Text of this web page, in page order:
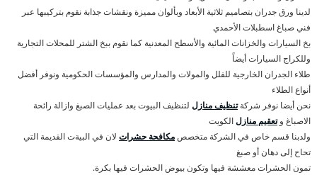
لدينا ورق جدران بتصاميم ثلاثية الأبعاد وبألوان مميزة ونقشات جذابة نقوم بتركيبها عبر
فني صباغ اسطبلات الأحمدي
بخ السيارات والخزانات المائية والأسطح المعدنية كما نقوم ببخ الشتر للمحلات التجارية
وللكراج السيارات أيضاً
طلاء الجدران الخارجية للفلل والمولات والمدارس والمؤسسات الحكومية ونوفر أفضل
أنواع الطلاء
نحن أيضا نوفر شركةتنظيف منازل لتنظيف البيوت بعد عمليات الصبغ وازالة رائحة
الاصباغ وتعقيم منازلالكويت
ولدبنا قسم خاص في الشركة متخصصمكافحة حشرات لان في البيةت القديمة التي
تحاح إلى دهان أو صبغ
تمون الحشرات معششة فيها وتكون بيوض الحشرات فيها بكرة.